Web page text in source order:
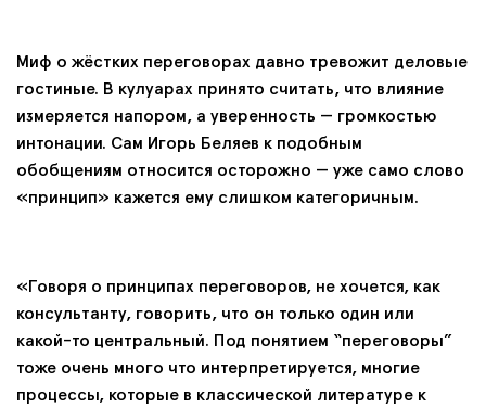
Миф о жёстких переговорах давно тревожит деловые
гостиные. В кулуарах принято считать, что влияние
измеряется напором, а уверенность — громкостью
интонации. Сам Игорь Беляев к подобным
обобщениям относится осторожно — уже само слово
«принцип» кажется ему слишком категоричным.
«Говоря о принципах переговоров, не хочется, как
консультанту, говорить, что он только один или
какой-то центральный. Под понятием “переговоры”
тоже очень много что интерпретируется, многие
процессы, которые в классической литературе к